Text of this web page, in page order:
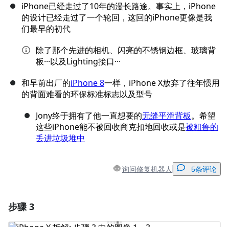
iPhone已经走过了10年的漫长路途。事实上，iPhone
的设计已经走过了一个轮回，这回的iPhone更像是我
们最早的初代
除了那个先进的相机、闪亮的不锈钢边框、玻璃背
板···以及Lighting接口···
和早前出厂的iPhone 8一样，iPhone X放弃了往年惯用
的背面难看的环保标准标志以及型号
Jony终于拥有了他一直想要的无缝平滑背板。希望
这些iPhone能不被回收商克扣地回收或是被粗鲁的
丢进垃圾堆中
询问修复机器人 5条评论
步骤 3